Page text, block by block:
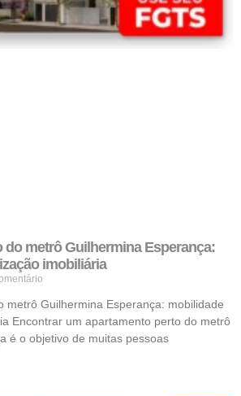
do metrô Guilhermina Esperança:
imobiliária
metrô Guilhermina Esperança: mobilidade
Encontrar um apartamento perto do metrô
é o objetivo de muitas pessoas